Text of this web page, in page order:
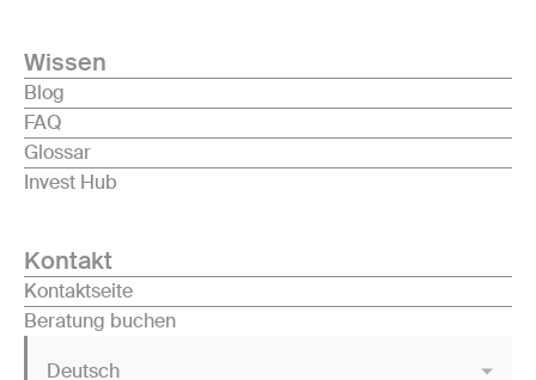
Wissen
Blog
FAQ
Glossar
Invest Hub
Kontakt
Kontaktseite
Beratung buchen
Deutsch